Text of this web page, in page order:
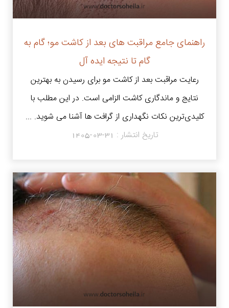
راهنمای جامع مراقبت های بعد از کاشت مو؛ گام به
گام تا نتیجه ایده آل
رعایت مراقبت بعد از کاشت مو برای رسیدن به بهترین
نتایج و ماندگاری کاشت الزامی است. در این مطلب با
کلیدی‌ترین نکات نگهداری از گرافت‌ ها آشنا می شوید. ...
تاریخ انتشار : 1405-03-31